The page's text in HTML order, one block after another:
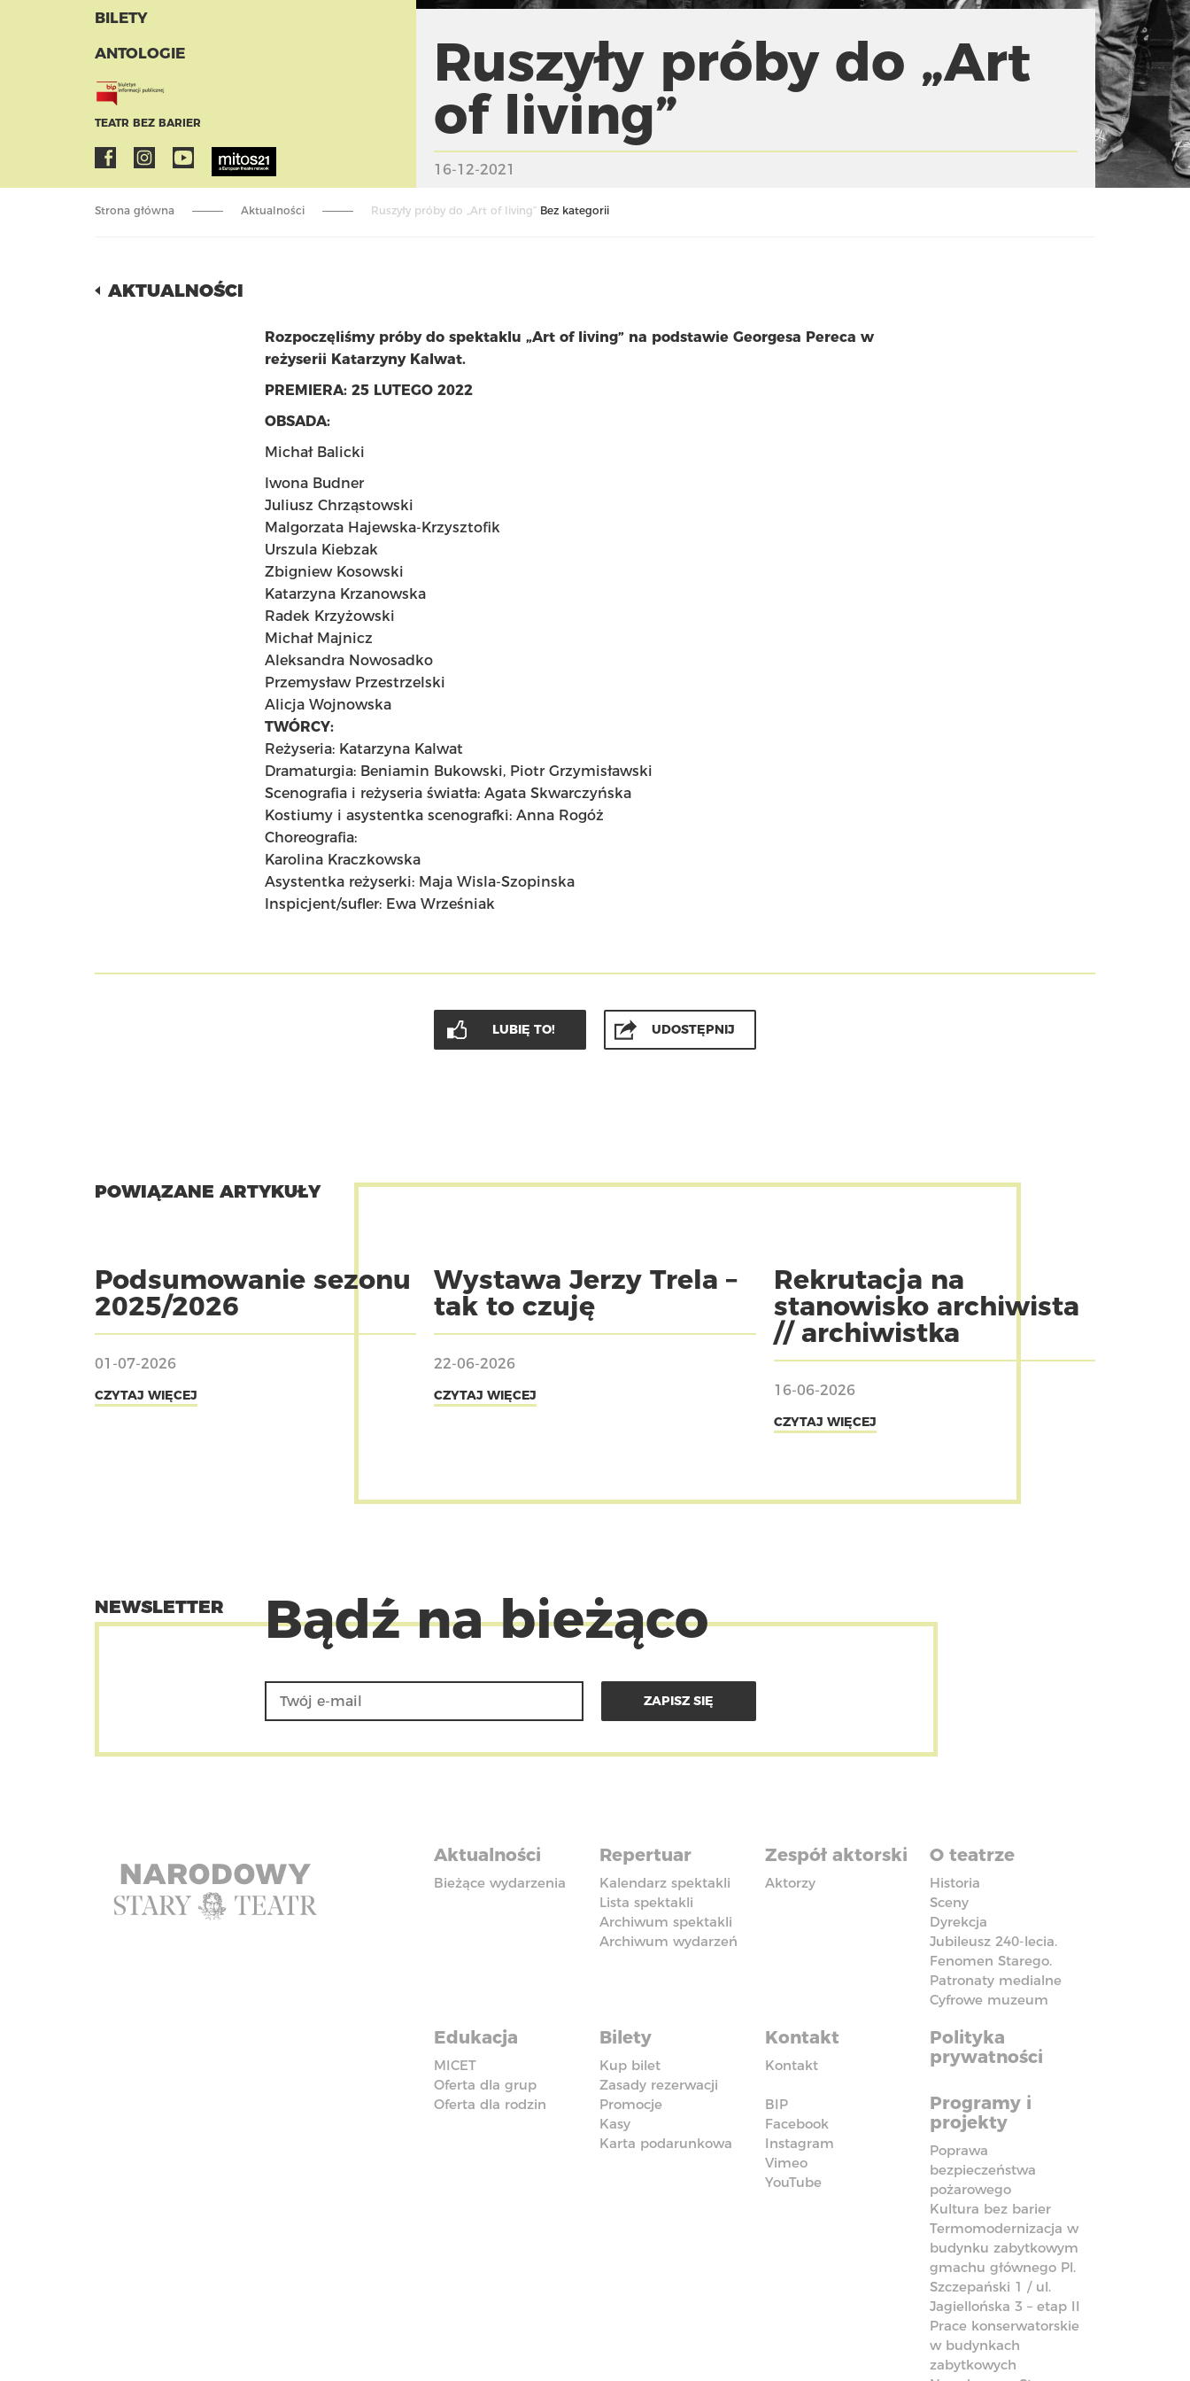
BILETY
ANTOLOGIE
TEATR BEZ BARIER
Ruszyły próby do „Art
of living”
16-12-2021
Strona główna Bez kategorii
Aktualności Ruszyły próby do „Art of living”
AKTUALNOŚCI
Rozpoczęliśmy próby do spektaklu „Art of living” na podstawie Georgesa Pereca w
reżyserii Katarzyny Kalwat.
PREMIERA: 25 LUTEGO 2022
OBSADA:
Michał Balicki
Iwona Budner
Juliusz Chrząstowski
Malgorzata Hajewska-Krzysztofik
Urszula Kiebzak
Zbigniew Kosowski
Katarzyna Krzanowska
Radek Krzyżowski
Michał Majnicz
Aleksandra Nowosadko
Przemysław Przestrzelski
Alicja Wojnowska
TWÓRCY:
Reżyseria: Katarzyna Kalwat
Dramaturgia: Beniamin Bukowski, Piotr Grzymisławski
Scenografia i reżyseria światła: Agata Skwarczyńska
Kostiumy i asystentka scenografki: Anna Rogóż
Choreografia:
Karolina Kraczkowska
Asystentka reżyserki: Maja Wisla-Szopinska
Inspicjent/sufler: Ewa Wrześniak
LUBIĘ TO! UDOSTĘPNIJ
POWIĄZANE ARTYKUŁY
Podsumowanie sezonu
2025/2026
01-07-2026
CZYTAJ WIĘCEJ
Wystawa Jerzy Trela –
tak to czuję
22-06-2026
CZYTAJ WIĘCEJ
Rekrutacja na
stanowisko archiwista
// archiwistka
16-06-2026
CZYTAJ WIĘCEJ
NEWSLETTER Bądź na bieżąco
Aktualności
Bieżące wydarzenia
Repertuar
Kalendarz spektakli
Lista spektakli
Archiwum spektakli
Archiwum wydarzeń
Zespół aktorski
Aktorzy
O teatrze
Historia
Sceny
Dyrekcja
Jubileusz 240-lecia.
Fenomen Starego.
Patronaty medialne
Cyfrowe muzeum
Edukacja
MICET
Oferta dla grup
Oferta dla rodzin
Bilety
Kup bilet
Zasady rezerwacji
Promocje
Kasy
Karta podarunkowa
Kontakt
Kontakt
BIP
Facebook
Instagram
Vimeo
YouTube
Polityka
prywatności
Programy i
projekty
Poprawa
bezpieczeństwa
pożarowego
Kultura bez barier
Termomodernizacja w
budynku zabytkowym
gmachu głównego Pl.
Szczepański 1 / ul.
Jagiellońska 3 – etap II
Prace konserwatorskie
w budynkach
zabytkowych